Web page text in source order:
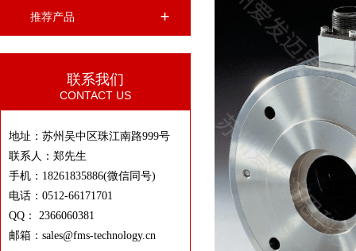
推荐产品
联系我们
CONTACT US
地址：苏州吴中区珠江南路999号
联系人：郑先生
手机：18261835886(微信同号)
电话：0512-66171701
QQ： 2366060381
邮箱：sales@fms-technology.cn